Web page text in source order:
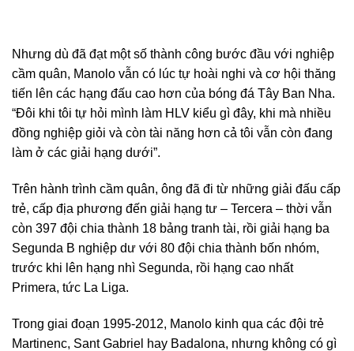
Nhưng dù đã đạt một số thành công bước đầu với nghiệp
cầm quân, Manolo vẫn có lúc tự hoài nghi và cơ hội thăng
tiến lên các hạng đấu cao hơn của bóng đá Tây Ban Nha.
“Đôi khi tôi tự hỏi mình làm HLV kiểu gì đây, khi mà nhiều
đồng nghiệp giỏi và còn tài năng hơn cả tôi vẫn còn đang
làm ở các giải hạng dưới”.
Trên hành trình cầm quân, ông đã đi từ những giải đấu cấp
trẻ, cấp địa phương đến giải hạng tư – Tercera – thời vẫn
còn 397 đội chia thành 18 bảng tranh tài, rồi giải hạng ba
Segunda B nghiệp dư với 80 đội chia thành bốn nhóm,
trước khi lên hạng nhì Segunda, rồi hạng cao nhất
Primera, tức La Liga.
Trong giai đoạn 1995-2012, Manolo kinh qua các đội trẻ
Martinenc, Sant Gabriel hay Badalona, nhưng không có gì